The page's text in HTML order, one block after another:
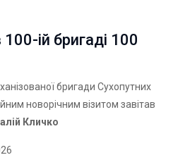
ій бригаді 100
бригади Сухопутних
новорічним візитом завітав
Кличко